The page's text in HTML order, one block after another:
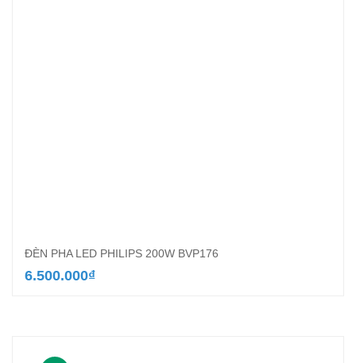
ĐÈN PHA LED PHILIPS 200W BVP176
6.500.000₫